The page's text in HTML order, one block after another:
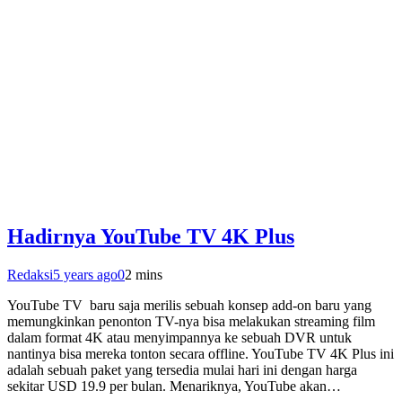
Hadirnya YouTube TV 4K Plus
Redaksi5 years ago02 mins
YouTube TV baru saja merilis sebuah konsep add-on baru yang
memungkinkan penonton TV-nya bisa melakukan streaming film
dalam format 4K atau menyimpannya ke sebuah DVR untuk
nantinya bisa mereka tonton secara offline. YouTube TV 4K Plus ini
adalah sebuah paket yang tersedia mulai hari ini dengan harga
sekitar USD 19.9 per bulan. Menariknya, YouTube akan…